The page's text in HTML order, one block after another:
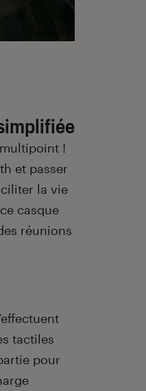
!
et passer
la vie
casque
réunions
tactiles
pour